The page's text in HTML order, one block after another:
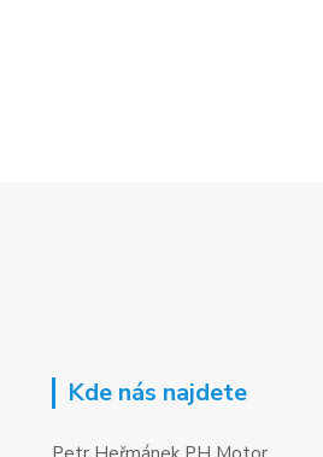
Kde nás najdete